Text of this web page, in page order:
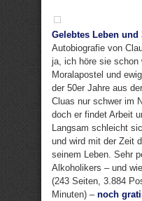
Gelebtes Leben und
Autobiografie von
ja, ich höre sie schon
Moralapostel und
der 50er Jahre aus
Cluas nur schwer im
doch er findet Arbeit
Langsam schleicht
und wird mit der Zeit
seinem Leben. Sehr
Alkoholikers – und
(243 Seiten, 3.884
Minuten) – noch